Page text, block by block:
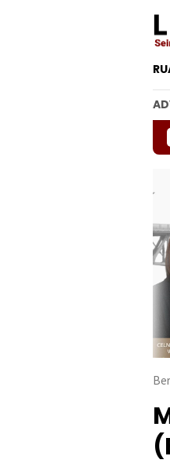
Taklukkan Persib Lewat